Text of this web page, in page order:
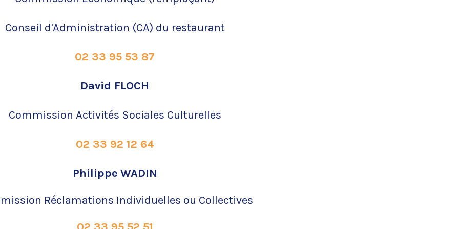
Conseil d'Administration (CA) du restaurant
02 33 95 53 87
David FLOCH
Commission Activités Sociales Culturelles
02 33 92 12 64
Philippe WADIN
Réclamations Individuelles ou Collectives